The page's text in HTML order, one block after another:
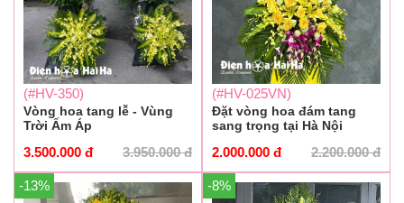
(#HV-350)
Vòng hoa tang lễ - Vùng
Trời Ấm Áp
3.950.000đ
3.500.000 đ
(#HV-025VN)
Đặt vòng hoa đám tang
sang trọng tại Hà Nội
2.200.000đ
2.000.000 đ
-13% -8%